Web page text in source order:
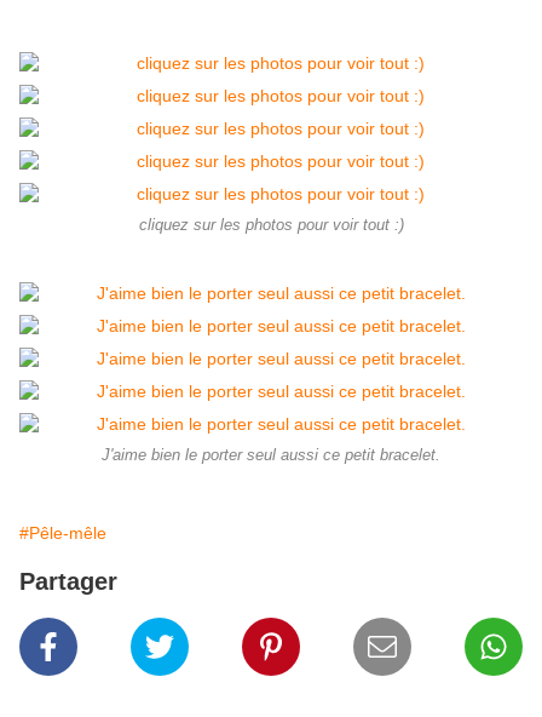
cliquez sur les photos pour voir tout :)
J'aime bien le porter seul aussi ce petit bracelet.
#Pêle-mêle
Partager